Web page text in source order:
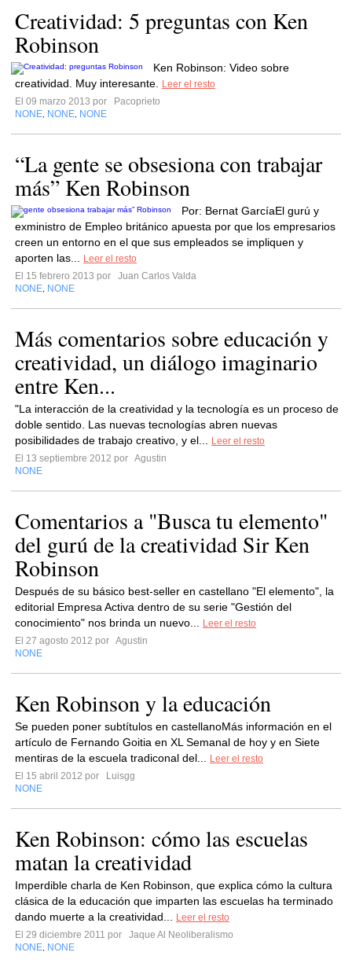
Creatividad: 5 preguntas con Ken
Robinson
Ken Robinson: Video sobre
creatividad. Muy interesante.
Leer el resto
El 09 marzo 2013 por
Pacoprieto
NONE NONE NONE
“La gente se obsesiona con trabajar
más” Ken Robinson
Por: Bernat GarcíaEl gurú y
exministro de Empleo británico apuesta por que los empresarios
creen un entorno en el que sus empleados se impliquen y
aporten las...
Leer el resto
El 15 febrero 2013 por
Juan Carlos Valda
NONE NONE
Más comentarios sobre educación y
creatividad, un diálogo imaginario
entre Ken...
"La interacción de la creatividad y la tecnología es un proceso de
doble sentido. Las nuevas tecnologías abren nuevas
posibilidades de trabajo creativo, y el...
Leer el resto
El 13 septiembre 2012 por Agustin
NONE
Comentarios a "Busca tu elemento"
del gurú de la creatividad Sir Ken
Robinson
Después de su básico best-seller en castellano "El elemento", la
editorial Empresa Activa dentro de su serie "Gestión del
conocimiento" nos brinda un nuevo...
Leer el resto
El 27 agosto 2012 por Agustin
NONE
Ken Robinson y la educación
Se pueden poner subtítulos en castellanoMás información en el
artículo de Fernando Goitia en XL Semanal de hoy y en Siete
mentiras de la escuela tradiconal del...
Leer el resto
El 15 abril 2012 por
Luisgg
NONE
Ken Robinson: cómo las escuelas
matan la creatividad
Imperdible charla de Ken Robinson, que explica cómo la cultura
clásica de la educación que imparten las escuelas ha terminado
dando muerte a la creatividad...
Leer el resto
El 29 diciembre 2011 por
Jaque Al Neoliberalismo
NONE NONE